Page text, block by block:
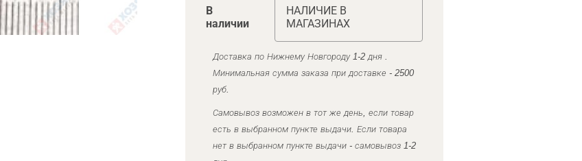
В
наличии
НАЛИЧИЕ В
МАГАЗИНАХ
Доставка по Нижнему Новгороду 1-2 дня .
Минимальная сумма заказа при доставке - 2500
руб.
Самовывоз возможен в тот же день, если товар
есть в выбранном пункте выдачи. Если товара
нет в выбранном пункте выдачи - самовывоз 1-2